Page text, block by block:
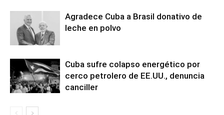
Agradece Cuba a Brasil donativo de
leche en polvo
Cuba sufre colapso energético por
cerco petrolero de EE.UU., denuncia
canciller